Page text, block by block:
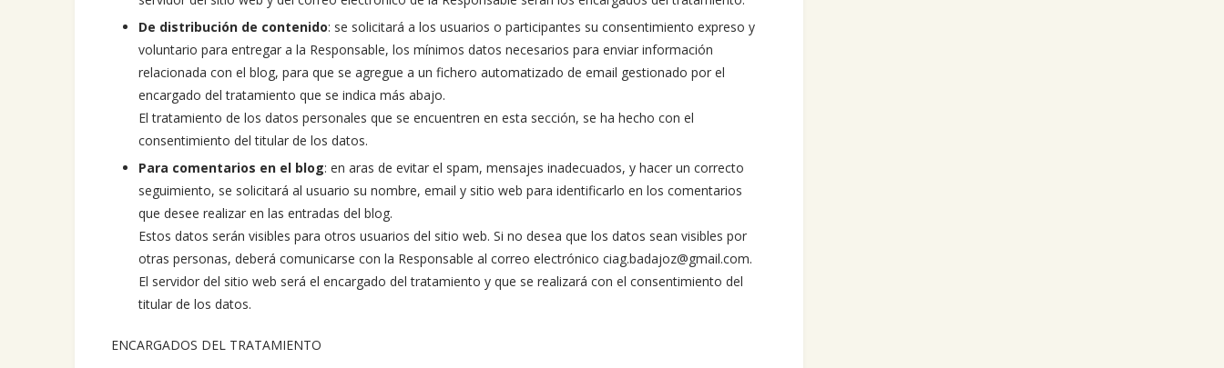
De distribución de contenido: se solicitará a los usuarios o participantes su consentimiento expreso y
voluntario para entregar a la Responsable, los mínimos datos necesarios para enviar información
relacionada con el blog, para que se agregue a un fichero automatizado de email gestionado por el
encargado del tratamiento que se indica más abajo.
El tratamiento de los datos personales que se encuentren en esta sección, se ha hecho con el
consentimiento del titular de los datos.
Para comentarios en el blog: en aras de evitar el spam, mensajes inadecuados, y hacer un correcto
seguimiento, se solicitará al usuario su nombre, email y sitio web para identificarlo en los comentarios
que desee realizar en las entradas del blog.
Estos datos serán visibles para otros usuarios del sitio web. Si no desea que los datos sean visibles por
otras personas, deberá comunicarse con la Responsable al correo electrónico ciag.badajoz@gmail.com.
El servidor del sitio web será el encargado del tratamiento y que se realizará con el consentimiento del
titular de los datos.
ENCARGADOS DEL TRATAMIENTO